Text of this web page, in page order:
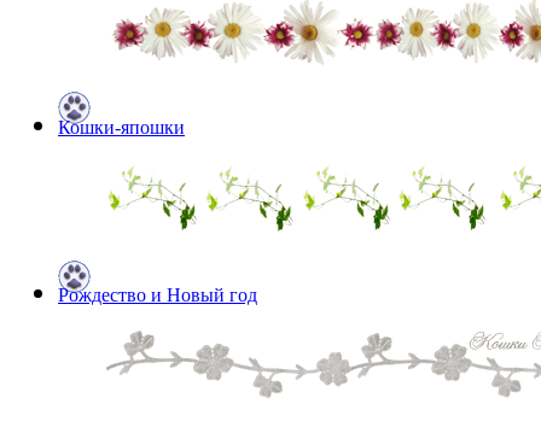
Кошки-япошки
Рождество и Новый год